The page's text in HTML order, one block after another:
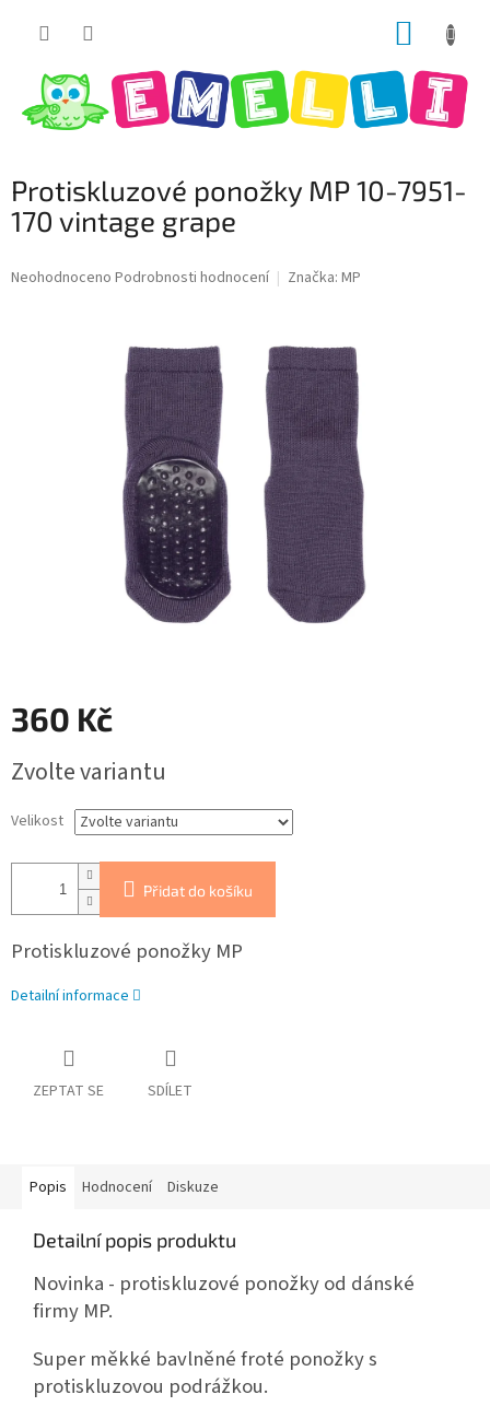
Protiskluzové ponožky MP 10-7951-
170 vintage grape
Průměrné
Neohodnoceno Podrobnosti hodnocení Značka: MP
360 Kč
cena:
Zvolte variantu
Velikost
Přidat do košíku
Protiskluzové ponožky MP
Detailní informace
ZEPTAT SE SDÍLET
Popis Hodnocení Diskuze
Detailní popis produktu
Novinka - protiskluzové ponožky od dánské
firmy MP.
Super měkké bavlněné froté ponožky s
protiskluzovou podrážkou.